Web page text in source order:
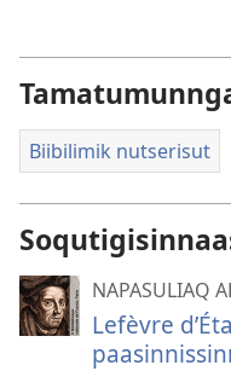
Biibilimik nutserisut
NAPASULIAQ
Lefèvre